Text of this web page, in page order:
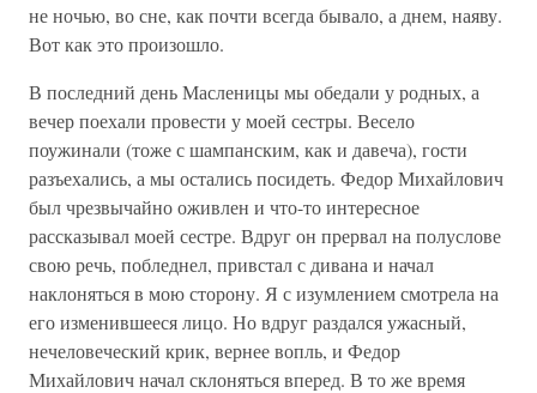
не ночью, во сне, как почти всегда бывало, а днем, наяву.
Вот как это произошло.
В последний день Масленицы мы обедали у родных, а
вечер поехали провести у моей сестры. Весело
поужинали (тоже с шампанским, как и давеча), гости
разъехались, а мы остались посидеть. Федор Михайлович
был чрезвычайно оживлен и что-то интересное
рассказывал моей сестре. Вдруг он прервал на полуслове
свою речь, побледнел, привстал с дивана и начал
наклоняться в мою сторону. Я с изумлением смотрела на
его изменившееся лицо. Но вдруг раздался ужасный,
нечеловеческий крик, вернее вопль, и Федор
Михайлович начал склоняться вперед. В то же время